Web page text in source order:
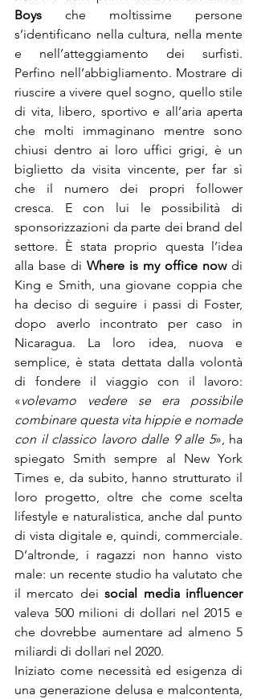
Boys che moltissime persone
s’identificano nella cultura, nella mente
e nell’atteggiamento dei surfisti.
Perfino nell’abbigliamento. Mostrare di
riuscire a vivere quel sogno, quello stile
di vita, libero, sportivo e all’aria aperta
che molti immaginano mentre sono
chiusi dentro ai loro uffici grigi, è un
biglietto da visita vincente, per far sì
che il numero dei propri follower
cresca. E con lui le possibilità di
sponsorizzazioni da parte dei brand del
settore. È stata proprio questa l’idea
alla base di Where is my office now di
King e Smith, una giovane coppia che
ha deciso di seguire i passi di Foster,
dopo averlo incontrato per caso in
Nicaragua. La loro idea, nuova e
semplice, è stata dettata dalla volontà
di fondere il viaggio con il lavoro:
«volevamo vedere se era possibile
combinare questa vita hippie e nomade
con il classico lavoro dalle 9 alle 5», ha
spiegato Smith sempre al New York
Times e, da subito, hanno strutturato il
loro progetto, oltre che come scelta
lifestyle e naturalistica, anche dal punto
di vista digitale e, quindi, commerciale.
D’altronde, i ragazzi non hanno visto
male: un recente studio ha valutato che
il mercato dei social media influencer
valeva 500 milioni di dollari nel 2015 e
che dovrebbe aumentare ad almeno 5
miliardi di dollari nel 2020.
Iniziato come necessità ed esigenza di
una generazione delusa e malcontenta,